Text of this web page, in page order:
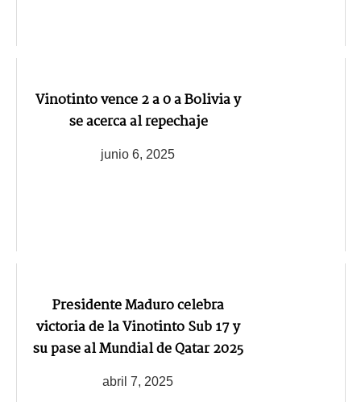
Vinotinto vence 2 a 0 a Bolivia y
se acerca al repechaje
junio 6, 2025
Presidente Maduro celebra
victoria de la Vinotinto Sub 17 y
su pase al Mundial de Qatar 2025
abril 7, 2025